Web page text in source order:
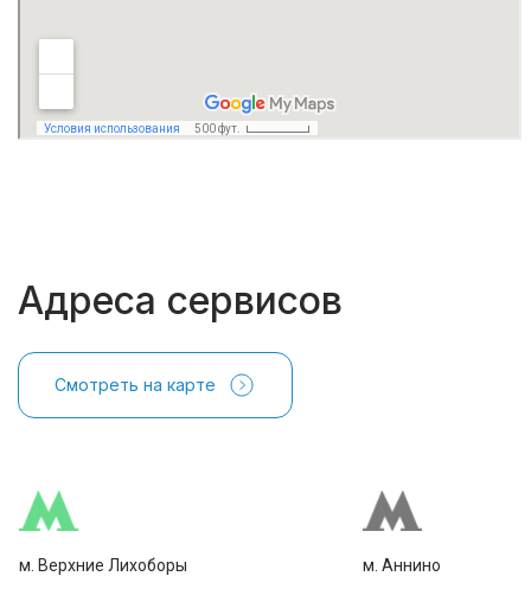
Адреса сервисов
Смотреть на карте
м. Верхние Лихоборы м. Аннино